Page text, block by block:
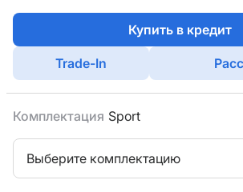
Купить в кредит
Trade-In
Комплектация Sport
Выберите комплектацию